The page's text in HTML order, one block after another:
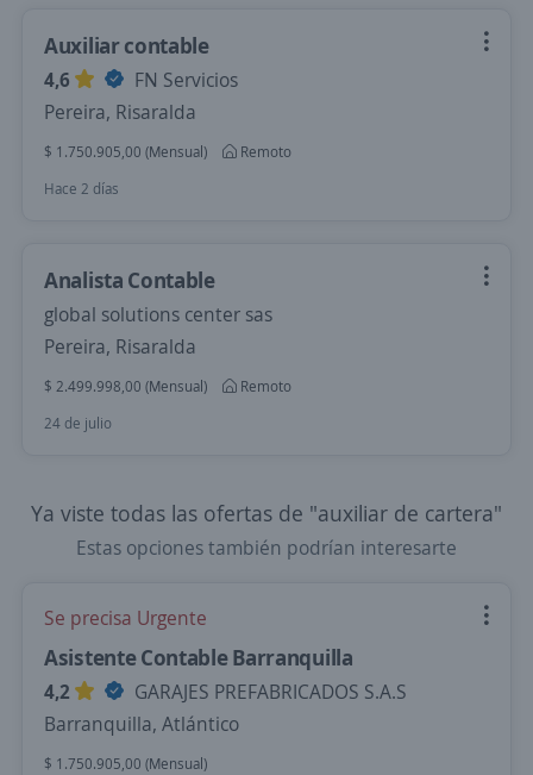
Auxiliar contable
4,6
FN Servicios
Pereira, Risaralda
$ 1.750.905,00 (Mensual)
Remoto
Hace 2 días
Analista Contable
global solutions center sas
Pereira, Risaralda
$ 2.499.998,00 (Mensual)
Remoto
24 de julio
Ya viste todas las ofertas de "auxiliar de cartera"
Estas opciones también podrían interesarte
Se precisa Urgente
Asistente Contable Barranquilla
4,2
GARAJES PREFABRICADOS S.A.S
Barranquilla, Atlántico
$ 1.750.905,00 (Mensual)